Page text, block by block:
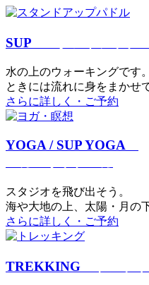
SUP
⽔の上のウォーキングです。
ときには流れに身をまかせ
さらに詳しく・ご予約
YOGA / SUP YOGA
スタジオを⾶び出そう。
海や大地の上、太陽・⽉の
さらに詳しく・ご予約
TREKKING